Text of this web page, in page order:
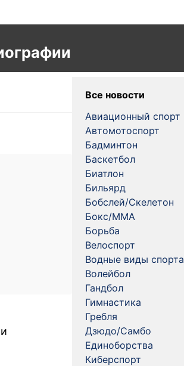
Все новости
Авиационный спорт
Автомотоспорт
Бадминтон
Баскетбол
Биатлон
Бильярд
Бобслей/Скелетон
Бокс/MMA
Борьба
Велоспорт
Водные виды спорта
Волейбол
Гандбол
Гимнастика
Гребля
Дзюдо/Самбо
Единоборства
Киберспорт